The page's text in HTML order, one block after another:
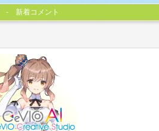
新着コメント